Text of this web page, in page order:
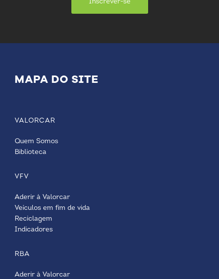
Inscrever-se
MAPA DO SITE
VALORCAR
Quem Somos
Biblioteca
VFV
Aderir à Valorcar
Veículos em fim de vida
Reciclagem
Indicadores
RBA
Aderir à Valorcar